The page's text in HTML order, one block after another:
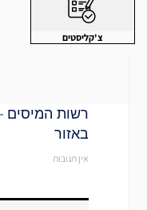
צ'קליסטים
רשות המיסים
באזור
אין תגובות